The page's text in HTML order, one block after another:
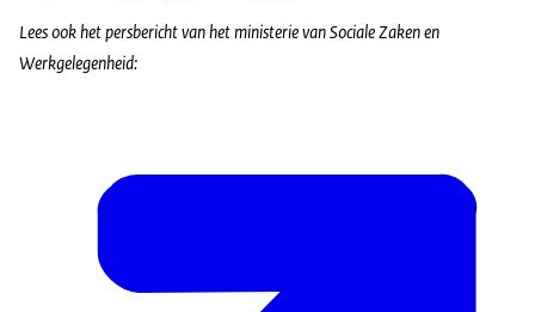
Lees ook het persbericht van het ministerie van Sociale Zaken en
Werkgelegenheid: